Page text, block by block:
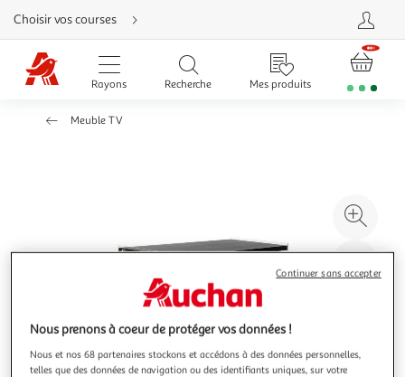
Aller
directement
au
contenu
Aller
directement
Aller
d'aide
Choisir vos courses
Rayons Recherche Mes produits
Meuble TV
à
Nous prenons à coeur de protéger vos données !
Nous et nos 68 partenaires stockons et accédons à des données personnelles,
telles que des données de navigation ou des identifiants uniques, sur votre
Continuer sans accepter